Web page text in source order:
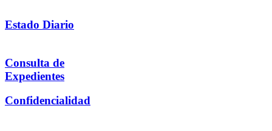
Estado Diario
Consulta de
Expedientes
Confidencialidad